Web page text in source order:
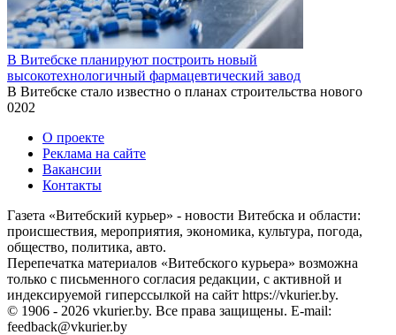
В Витебске планируют построить новый
высокотехнологичный фармацевтический завод
В Витебске стало известно о планах строительства нового
0202
О проекте
Реклама на сайте
Вакансии
Контакты
Газета «Витебский курьер» - новости Витебска и области:
происшествия, мероприятия, экономика, культура, погода,
общество, политика, авто.
Перепечатка материалов «Витебского курьера» возможна
только с письменного согласия редакции, с активной и
индексируемой гиперссылкой на сайт https://vkurier.by.
© 1906 - 2026 vkurier.by. Все права защищены. E-mail:
feedback@vkurier.by